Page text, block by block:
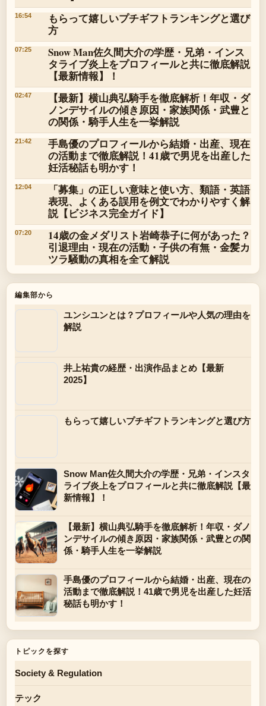
16:54
もらって嬉しいプチギフトランキングと選び
方
07:25
Snow Man佐久間大介の学歴・兄弟・インス
タライブ炎上をプロフィールと共に徹底解説
【最新情報】！
02:47
【最新】横山典弘騎手を徹底解析！年収・ダ
ノンデサイルの傾き原因・家族関係・武豊と
の関係・騎手人生を一挙解説
21:42
手島優のプロフィールから結婚・出産、現在
の活動まで徹底解説！41歳で男児を出産した
妊活秘話も明かす！
12:04
「募集」の正しい意味と使い方、類語・英語
表現、よくある誤用を例文でわかりやすく解
説【ビジネス完全ガイド】
07:20
14歳の金メダリスト岩崎恭子に何があった？
引退理由・現在の活動・子供の有無・金髪カ
ツラ騒動の真相を全て解説
編集部から
ユンシユンとは？プロフィールや人気の理由を
解説
井上祐貴の経歴・出演作品まとめ【最新
2025】
もらって嬉しいプチギフトランキングと選び方
Snow Man佐久間大介の学歴・兄弟・インスタ
ライブ炎上をプロフィールと共に徹底解説【最
新情報】！
【最新】横山典弘騎手を徹底解析！年収・ダノ
ンデサイルの傾き原因・家族関係・武豊との関
係・騎手人生を一挙解説
手島優のプロフィールから結婚・出産、現在の
活動まで徹底解説！41歳で男児を出産した妊活
秘話も明かす！
トピックを探す
Society & Regulation
テック